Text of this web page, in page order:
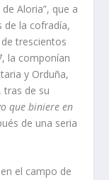
Aloria”, que a
de la cofradía,
trescientos
la componían
y Orduña,
tras de su
que biniere en
de una seria
el campo de